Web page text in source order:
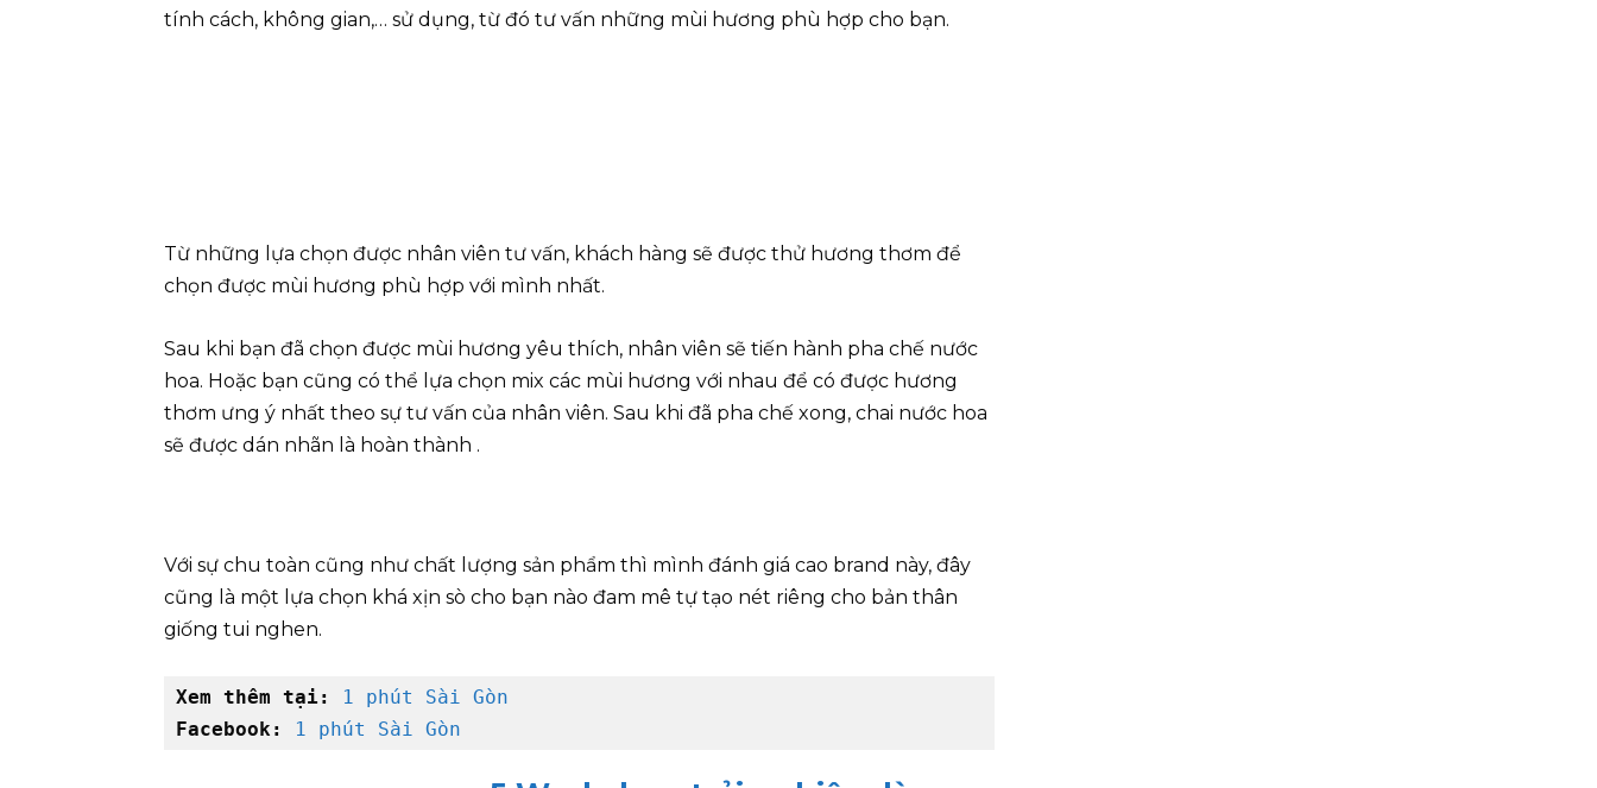
tính cách, không gian,… sử dụng, từ đó tư vấn những mùi hương phù hợp cho bạn.
Từ những lựa chọn được nhân viên tư vấn, khách hàng sẽ được thử hương thơm để
chọn được mùi hương phù hợp với mình nhất.
Sau khi bạn đã chọn được mùi hương yêu thích, nhân viên sẽ tiến hành pha chế nước
hoa. Hoặc bạn cũng có thể lựa chọn mix các mùi hương với nhau để có được hương
thơm ưng ý nhất theo sự tư vấn của nhân viên. Sau khi đã pha chế xong, chai nước hoa
sẽ được dán nhãn là hoàn thành .
Với sự chu toàn cũng như chất lượng sản phẩm thì mình đánh giá cao brand này, đây
cũng là một lựa chọn khá xịn sò cho bạn nào đam mê tự tạo nét riêng cho bản thân
giống tui nghen.
Xem thêm tại:
1 phút Sài Gòn
Facebook:
1 phút Sài Gòn